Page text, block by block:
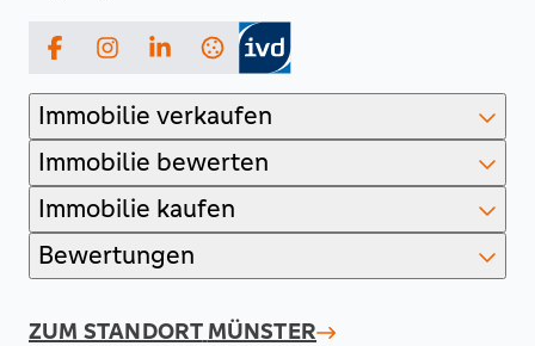
FacebookInstagramLinkedIn
Immobilie verkaufen
Immobilie bewerten
Immobilie kaufen
Bewertungen
ZUM STANDORT MÜNSTER